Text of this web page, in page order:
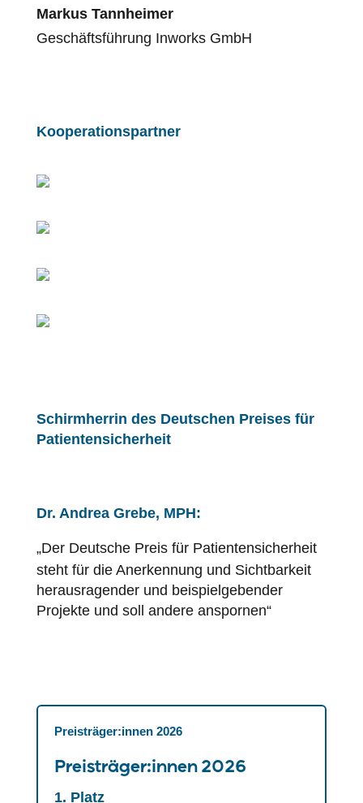
Markus Tannheimer
Geschäftsführung Inworks GmbH
Kooperationspartner
Schirmherrin des Deutschen Preises für
Patientensicherheit
Dr. Andrea Grebe, MPH:
„Der Deutsche Preis für Patientensicherheit
steht für die Anerkennung und Sichtbarkeit
herausragender und beispielgebender
Projekte und soll andere anspornen“
Preisträger:innen 2026
Preisträger:innen 2026
1. Platz